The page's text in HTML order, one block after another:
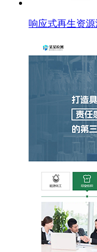
响应式再生资